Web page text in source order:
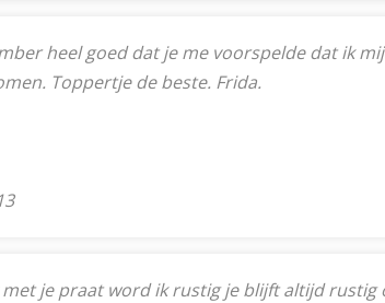
heel goed dat je me voorspelde dat ik
Toppertje de beste. Frida.
met je praat word ik rustig je blijft altijd